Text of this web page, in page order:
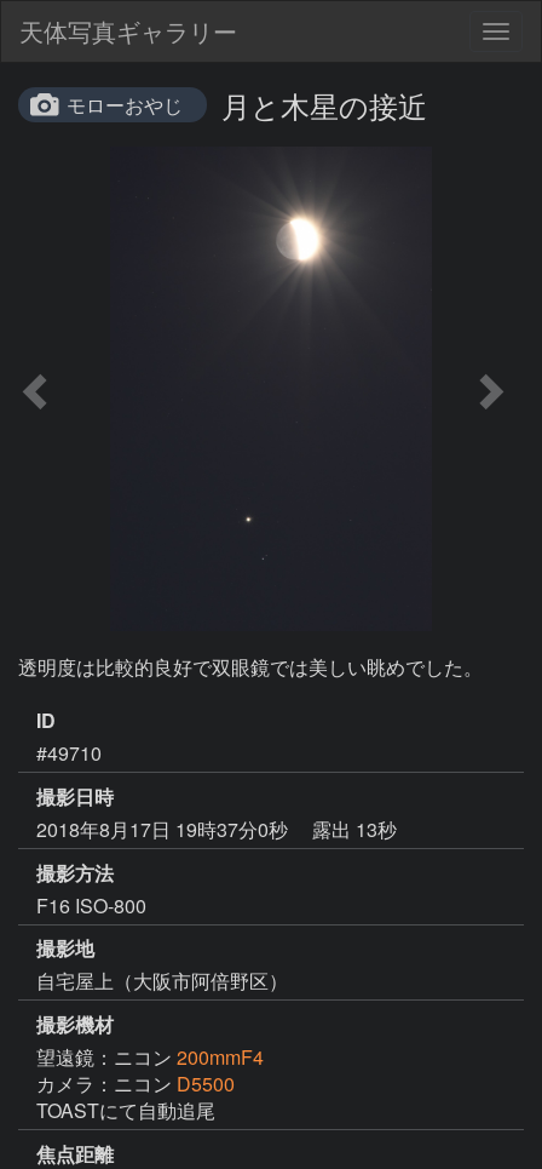
天体写真ギャラリー
モローおやじ 月と木星の接近
透明度は比較的良好で双眼鏡では美しい眺めでした。
ID
#49710
撮影日時
2018年8月17日 19時37分0秒
露出 13秒
撮影方法
F16 ISO-800
撮影地
自宅屋上（大阪市阿倍野区）
撮影機材
望遠鏡：ニコン 200mmF4
カメラ：ニコン D5500
TOASTにて自動追尾
焦点距離